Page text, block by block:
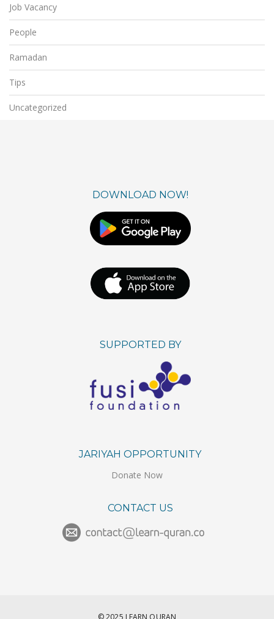
Job Vacancy
People
Ramadan
Tips
Uncategorized
DOWNLOAD NOW!
SUPPORTED BY
JARIYAH OPPORTUNITY
Donate Now
CONTACT US